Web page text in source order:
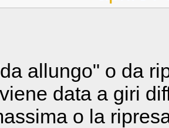
allungo" o da
data a giri
o la